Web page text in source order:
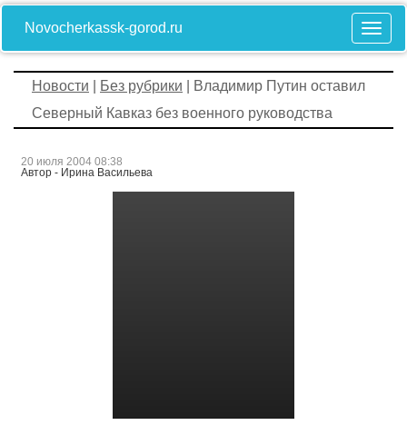
Novocherkassk-gorod.ru
Новости Без рубрики | Владимир Путин оставил
Северный Кавказ без военного руководства
20 июля 2004 08:38
Автор - Ирина Васильева